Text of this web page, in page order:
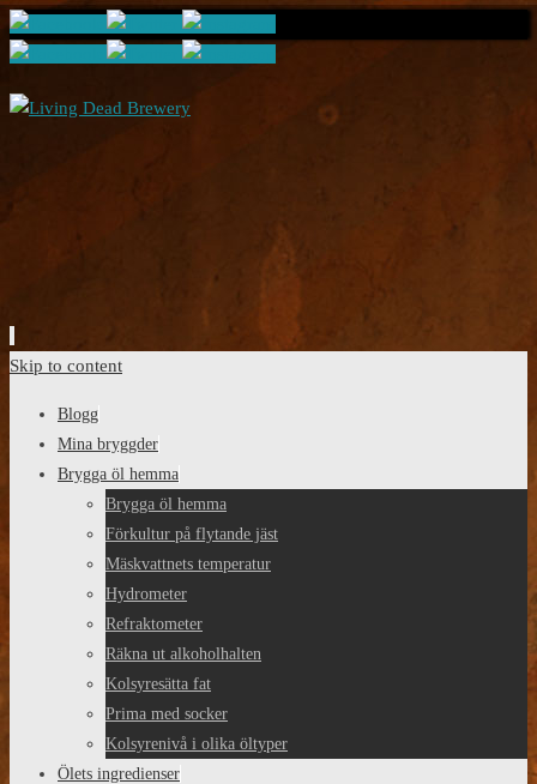
Skip to content
Blogg
Mina bryggder
Brygga öl hemma
Brygga öl hemma
Förkultur på flytande jäst
Mäskvattnets temperatur
Hydrometer
Refraktometer
Räkna ut alkoholhalten
Kolsyresätta fat
Prima med socker
Kolsyrenivå i olika öltyper
Ölets ingredienser